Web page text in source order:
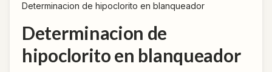
Determinacion de hipoclorito en blanqueador
Determinacion de
hipoclorito en blanqueador